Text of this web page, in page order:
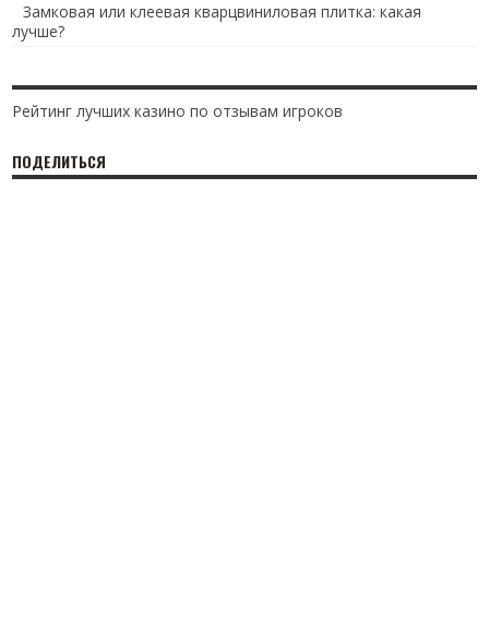
Замковая или клеевая кварцвиниловая плитка: какая
лучше?
Рейтинг лучших казино по отзывам игроков
ПОДЕЛИТЬСЯ